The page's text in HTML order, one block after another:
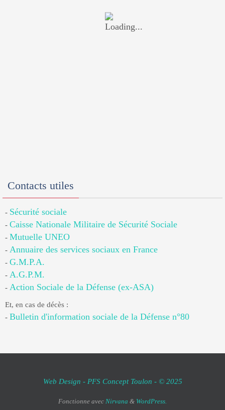
Contacts utiles
- Sécurité sociale
- Caisse Nationale Militaire de Sécurité Sociale
- Mutuelle UNEO
- Annuaire des services sociaux en France
- G.M.P.A.
- A.G.P.M.
- Action Sociale de la Défense (ex-ASA)
Et, en cas de décès :
- Bulletin d'information sociale de la Défense n°80
Web Design - PFS Concept Toulon - © 2025
Fonctionne avec Nirvana & WordPress.